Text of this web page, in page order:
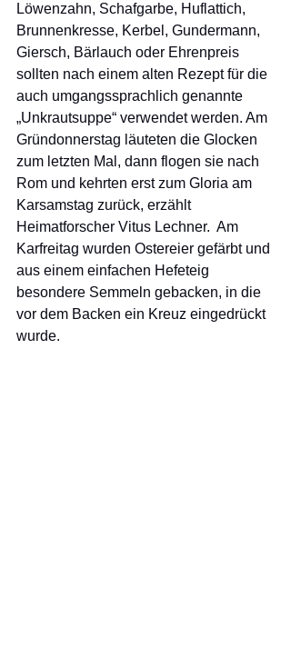
Löwenzahn, Schafgarbe, Huflattich,
Brunnenkresse, Kerbel, Gundermann,
Giersch, Bärlauch oder Ehrenpreis
sollten nach einem alten Rezept für die
auch umgangssprachlich genannte
„Unkrautsuppe“ verwendet werden. Am
Gründonnerstag läuteten die Glocken
zum letzten Mal, dann flogen sie nach
Rom und kehrten erst zum Gloria am
Karsamstag zurück, erzählt
Heimatforscher Vitus Lechner.  Am
Karfreitag wurden Ostereier gefärbt und
aus einem einfachen Hefeteig
besondere Semmeln gebacken, in die
vor dem Backen ein Kreuz eingedrückt
wurde.